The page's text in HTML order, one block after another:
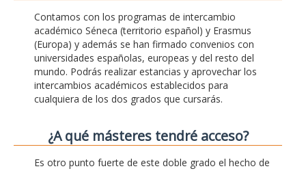
Contamos con los programas de intercambio
académico Séneca (territorio español) y Erasmus
(Europa) y además se han firmado convenios con
universidades españolas, europeas y del resto del
mundo. Podrás realizar estancias y aprovechar los
intercambios académicos establecidos para
cualquiera de los dos grados que cursarás.
¿A qué másteres tendré acceso?
Es otro punto fuerte de este doble grado el hecho de